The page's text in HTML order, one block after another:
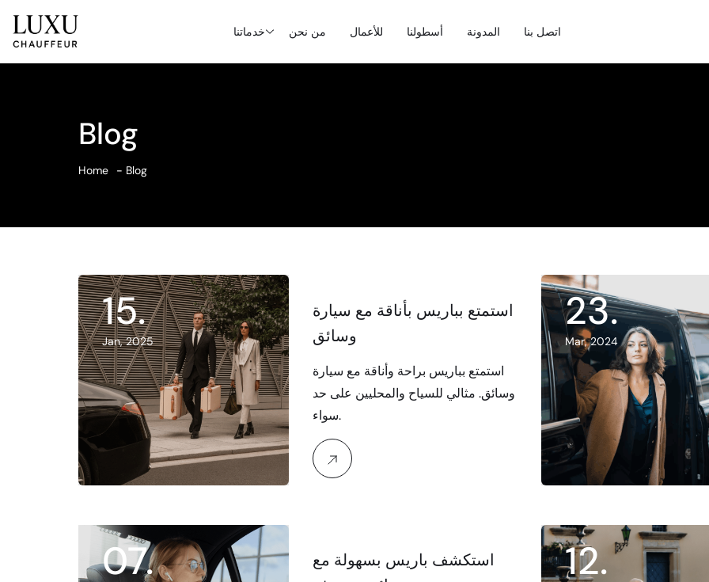
خدماتنا من نحن للأعمال أسطولنا المدونة اتصل بنا
Blog
Home Blog
15.
Jan, 2025
استمتع بباريس بأناقة مع سيارة
وسائق
استمتع بباريس براحة وأناقة مع سيارة
وسائق. مثالي للسياح والمحليين على حد
سواء.
23.
Mar, 2024
07.
استكشف باريس بسهولة مع
12.